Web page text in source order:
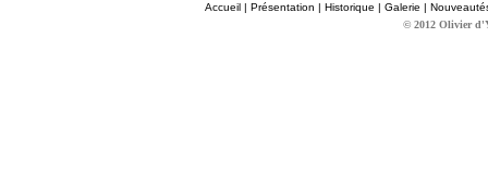
Accueil | Présentation | Historique | Galerie |
© 2012 Olivier